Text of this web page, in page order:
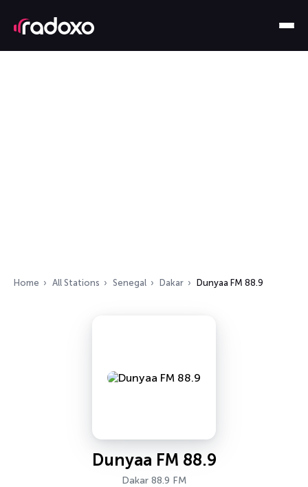
Home All Stations Senegal Dakar Dunyaa FM 88.9
Dunyaa FM 88.9
Dakar 88.9 FM